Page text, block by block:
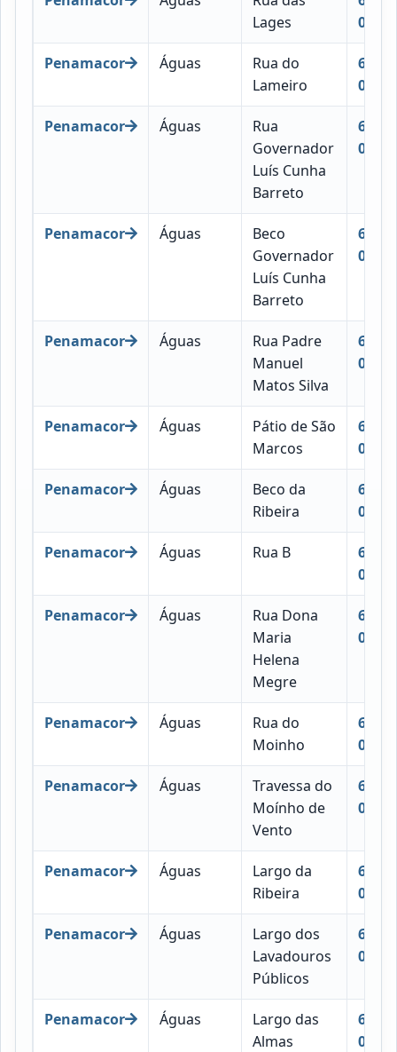
Lages
035
Penamacor Águas
Rua do
Lameiro
6090-
041
Penamacor Águas
Rua
Governador
Luís Cunha
Barreto
6090-
048
Penamacor Águas
Beco
Governador
Luís Cunha
Barreto
6090-
016
Penamacor Águas
Rua Padre
Manuel
Matos Silva
6090-
053
Penamacor Águas
Pátio de São
Marcos
6090-
060
Penamacor Águas
Beco da
Ribeira
6090-
061
Penamacor Águas Rua B
6090-
028
Penamacor Águas
Rua Dona
Maria
Helena
Megre
6090-
047
Penamacor Águas
Rua do
Moinho
6090-
042
Penamacor Águas
Travessa do
Moínho de
Vento
6090-
058
Penamacor Águas
Largo da
Ribeira
6090-
022
Penamacor Águas
Largo dos
Lavadouros
Públicos
6090-
022
Penamacor Águas
Largo das
Almas
6090-
011